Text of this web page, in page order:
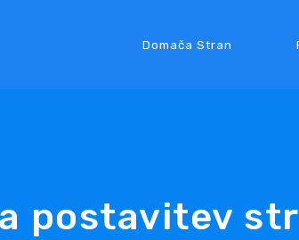
Domača Stran
postavitev